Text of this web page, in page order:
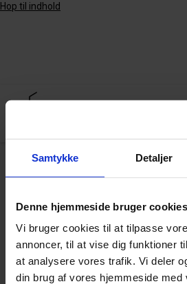
Samtykke Detaljer
Denne hjemmeside bruger cookies
Vi bruger cookies til at tilpasse
annoncer, til at vise dig funktioner
at analysere vores trafik. Vi deler
din brug af vores hjemmeside med
Hop til indhold
Arkiv
Plantebaseret mad
og Kvalitet